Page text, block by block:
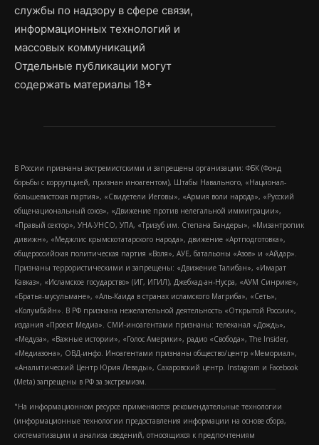
службы по надзору в сфере связи,
информационных технологий и
массовых коммуникаций
Отдельные публикации могут
содержать материалы 18+
В России признаны экстремистскими и запрещены организации: ФБК (Фонд
борьбы с коррупцией, признан иноагентом), Штабы Навального, «Национал-
большевистская партия», «Свидетели Иеговы», «Армия воли народа», «Русский
общенациональный союз», «Движение против нелегальной иммиграции»,
«Правый сектор», УНА-УНСО, УПА, «Тризуб им. Степана Бандеры», «Мизантропик
дивижн», «Меджлис крымскотатарского народа», движение «Артподготовка»,
общероссийская политическая партия «Воля», АУЕ, батальоны «Азов» и «Айдар».
Признаны террористическими и запрещены: «Движение Талибан», «Имарат
Кавказ», «Исламское государство» (ИГ, ИГИЛ), Джебхад-ан-Нусра, «АУМ Синрике»,
«Братья-мусульмане», «Аль-Каида в странах исламского Магриба», «Сеть»,
«Колумбайн». В РФ признана нежелательной деятельность «Открытой России»,
издания «Проект Медиа». СМИ-иноагентами признаны: телеканал «Дождь»,
«Медуза», «Важные истории», «Голос Америки», радио «Свобода», The Insider,
«Медиазона», ОВД-инфо. Иноагентами признаны общество/центр «Мемориал»,
«Аналитический Центр Юрия Левады», Сахаровский центр. Instagram и Facebook
(Metа) запрещены в РФ за экстремизм.
"На информационном ресурсе применяются рекомендательные технологии
(информационные технологии предоставления информации на основе сбора,
систематизации и анализа сведений, относящихся к предпочтениям